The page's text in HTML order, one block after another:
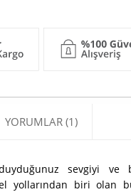
YORUMLAR (1)
sevgiyi ve
yollarından biri olan